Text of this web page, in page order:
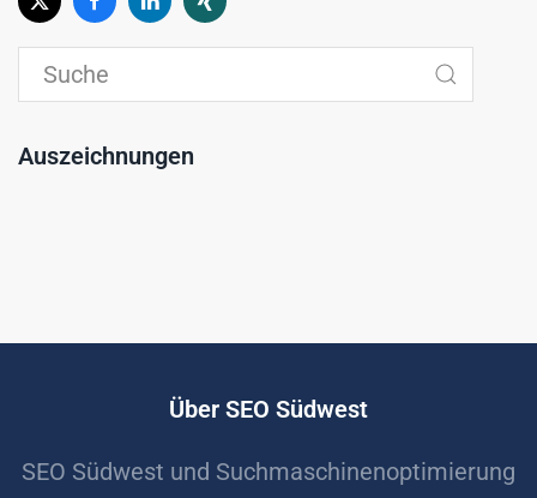
Auszeichnungen
Über SEO Südwest
SEO Südwest und Suchmaschinenoptimierung